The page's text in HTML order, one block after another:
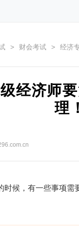
> 财会考试 > 经济
经济师
理
候，有一些事项需